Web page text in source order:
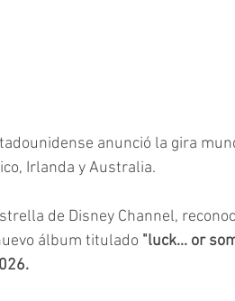
anunció la gira
Irlanda y Australia.
de Disney Channel,
álbum titulado "luck... or